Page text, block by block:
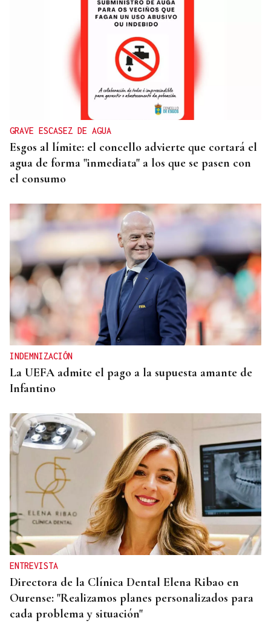
Formentera, refugio de lujo discreto en el
Mediterráneo
GRAVE ESCASEZ DE AGUA
Esgos al límite: el concello advierte que cortará el
agua de forma "inmediata" a los que se pasen con
el consumo
INDEMNIZACIÓN
La UEFA admite el pago a la supuesta amante de
Infantino
ENTREVISTA
Directora de la Clínica Dental Elena Ribao en
Ourense: "Realizamos planes personalizados para
cada problema y situación"